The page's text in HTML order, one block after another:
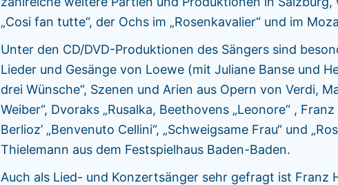
„Cosi fan tutte“, der Ochs im „Rosenkavalier“ und im
Unter den CD/DVD-Produktionen des Sängers sind
Lieder und Gesänge von Loewe (mit Juliane Banse und
drei Wünsche“, Szenen und Arien aus Opern von Verdi,
Weiber“, Dvoraks „Rusalka, Beethovens „Leonore“ ,
Berlioz’ „Benvenuto Cellini“, „Schweigsame Frau“ und
Thielemann aus dem Festspielhaus Baden-Baden.
Auch als Lied- und Konzertsänger sehr gefragt ist Franz